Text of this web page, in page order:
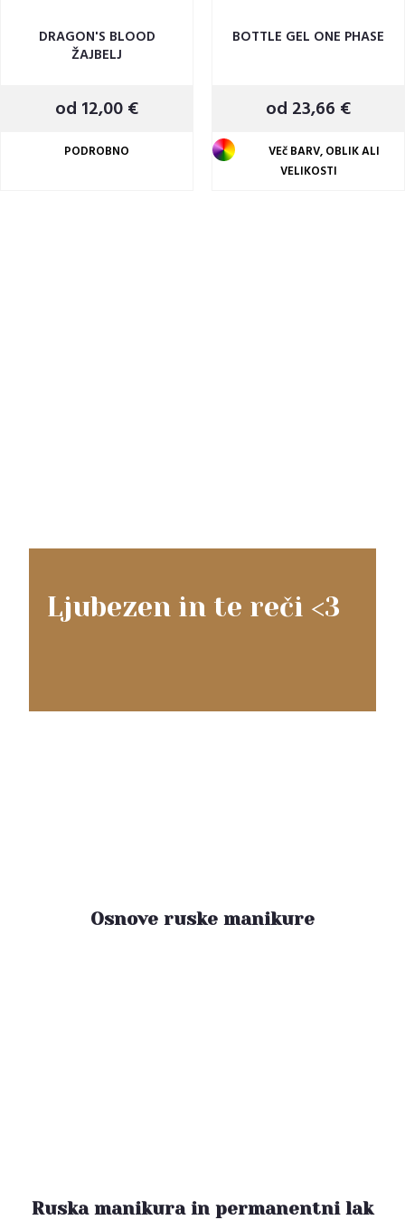
DRAGON'S BLOOD
ŽAJBELJ
od 12,00 €
PODROBNO
BOTTLE GEL ONE PHASE
od 23,66 €
VEč BARV, OBLIK ALI
VELIKOSTI
Ljubezen in te reči <3
Osnove ruske manikure
Ruska manikura in permanentni lak